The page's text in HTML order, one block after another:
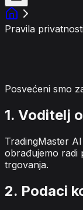
Pravila
Posvećeni smo
1. Voditelj
TradingMaster
obrađujemo radi
trgovanja.
2. Podaci